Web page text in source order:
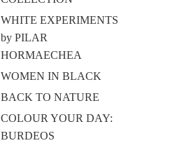
WHITE EXPERIMENTS
by PILAR
HORMAECHEA
WOMEN IN BLACK
BACK TO NATURE
COLOUR YOUR DAY:
BURDEOS